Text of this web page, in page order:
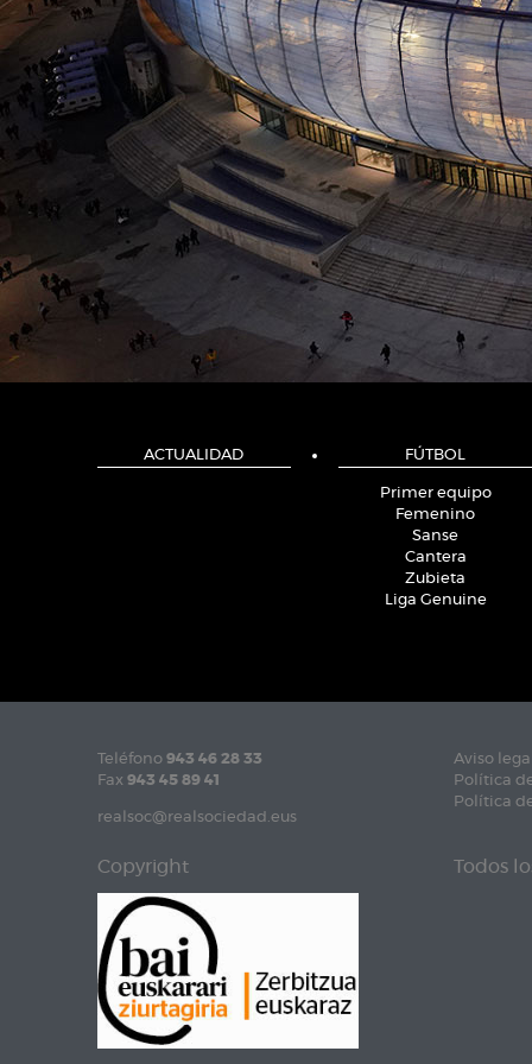
ACTUALIDAD FÚTBOL
Primer equipo
Femenino
Sanse
Cantera
Zubieta
Liga Genuine
Teléfono 943 46 28 33
Fax 943 45 89 41
realsoc@realsociedad.eus
Aviso
Política
Política
Copyright Todos